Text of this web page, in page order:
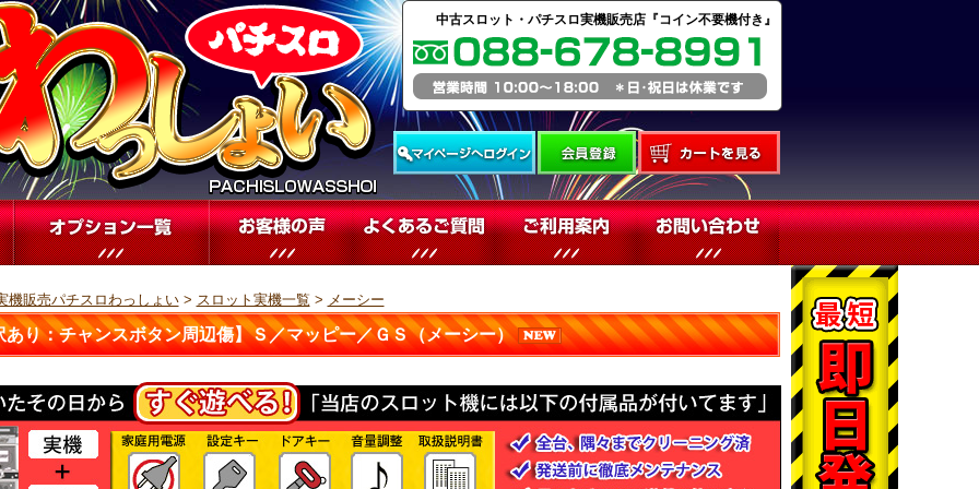
中古スロット・パチスロ実機販売店『コイン不要機付き』
機販売パチスロわっしょい> スロット実機一覧 > メーシー
あり：チャンスボタン周辺傷】Ｓ／マッピー／ＧＳ（メーシー）